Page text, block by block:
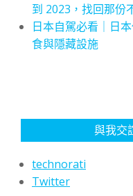
到 2023，找回那份
日本自駕必看｜日
食與隱藏設施
與我交
technorati
Twitter